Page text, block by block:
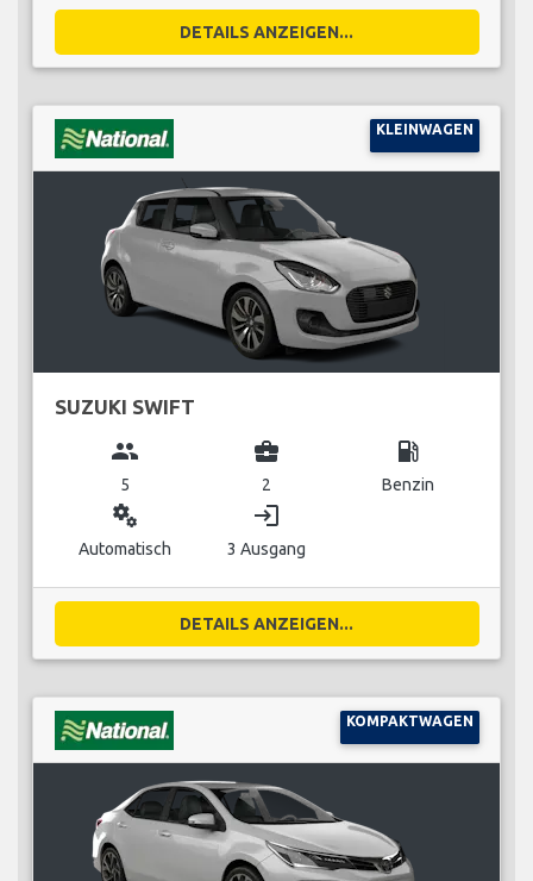
DETAILS ANZEIGEN...
KLEINWAGEN
SUZUKI SWIFT
group
5
business_center
2
local_gas_station
Benzin
miscellaneous_services
Automatisch
login
3 Ausgang
DETAILS ANZEIGEN...
KOMPAKTWAGEN